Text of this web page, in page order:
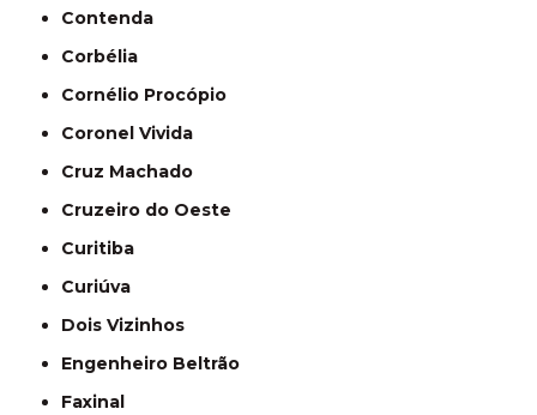
Contenda
Corbélia
Cornélio Procópio
Coronel Vivida
Cruz Machado
Cruzeiro do Oeste
Curitiba
Curiúva
Dois Vizinhos
Engenheiro Beltrão
Faxinal